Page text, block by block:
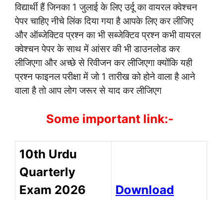
विद्यार्थी हैं जिनका 1 जुलाई के लिए उर्दू का वायरल क्वेश्चन
पेपर चाहिए नीचे लिंक दिया गया है आपके लिए कर लीजिए
और ऑब्जेक्टिव प्रश्न का भी सब्जेक्टिव प्रश्न कभी वायरल
क्वेश्चन पेपर के साथ में आंसर की भी डाउनलोड कर
लीजिएगा और अच्छे से रिवीजन कर लीजिएगा क्योंकि यही
प्रश्न फाइनल परीक्षा में जो 1 तारीख को होने वाला है आने
वाला है तो आप लोग जरूर से याद कर लीजिएग
Some important link:-
10th Urdu
Quarterly
Exam 2026
Download